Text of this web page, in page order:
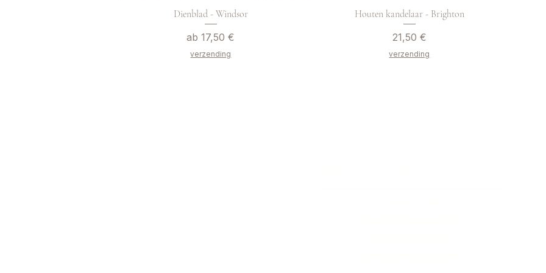
Dienblad - Windsor
ab17,50 €
Sale-Preis
verzending
Houten kandelaar - Brighton
Preis
21,50 €
verzending